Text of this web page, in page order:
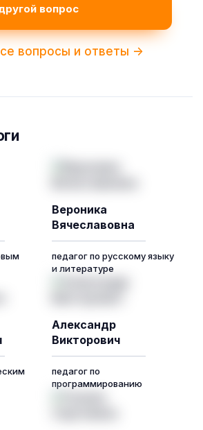
вопрос
вопросы и ответы ->
Вероника
Вячеславовна
педагог по русскому языку
и литературе
Александр
Викторович
педагог по
программированию